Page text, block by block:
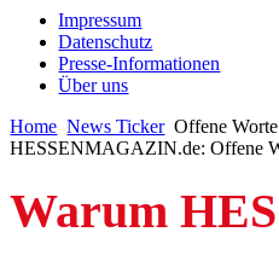
Impressum
Datenschutz
Presse-Informationen
Über uns
Home News Ticker Offene Worte
HESSENMAGAZIN.de: Offene
Warum